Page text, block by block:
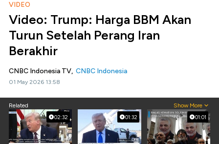
VIDEO
Video: Trump: Harga BBM Akan
Turun Setelah Perang Iran
Berakhir
CNBC Indonesia TV, CNBC Indonesia
01 May 2026 13:58
Related Show More
02:32 01:32 01:01